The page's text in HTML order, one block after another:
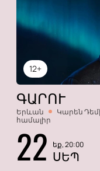
12+
ԳԱՐՈՒ
Երևան
Կարեն
համալիր
22 եք, 20:00
ՍԵՊ